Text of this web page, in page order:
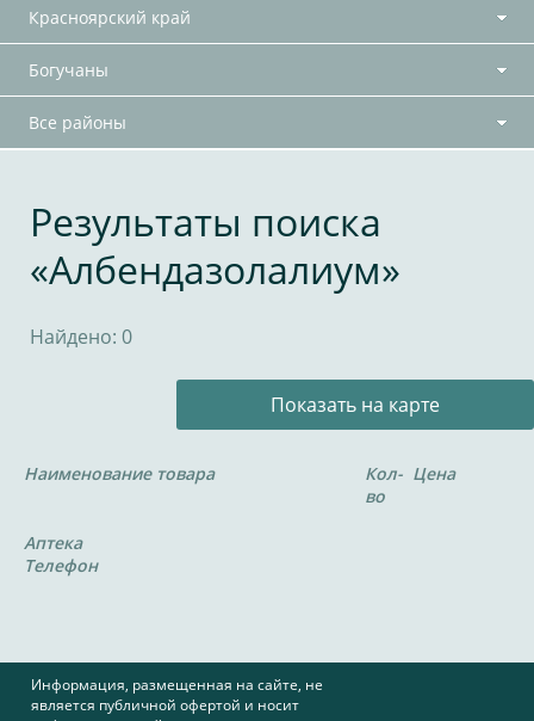
Красноярский край
Богучаны
Все районы
Результаты поиска
«Албендазолалиум»
Найдено: 0
Показать на карте
Наименование товара
Кол-
во
Цена
Аптека
Телефон
Информация, размещенная на сайте, не
является публичной офертой и носит